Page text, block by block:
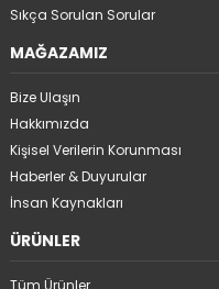
Sıkça Sorulan Sorular
MAĞAZAMIZ
Bize Ulaşın
Hakkımızda
Kişisel Verilerin Korunması
Haberler & Duyurular
İnsan Kaynakları
ÜRÜNLER